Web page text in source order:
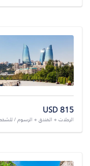
USD 815
الرحلات + الفندق + الرسوم /